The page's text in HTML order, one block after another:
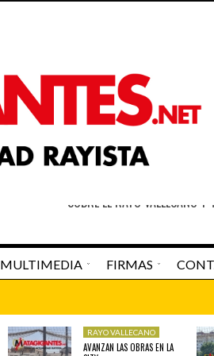
SITIO WEB DE
SOBRE EL RAYO VALLECANO
MULTIMEDIA FIRMAS
RAYO VALLECANORAYO VALLECANO
AVANZAN LAS OBRAS EN LA